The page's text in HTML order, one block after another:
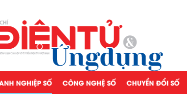
NGHIỆP SỐ CÔNG NGHỆ SỐ CHUYỂN ĐỔI SỐ